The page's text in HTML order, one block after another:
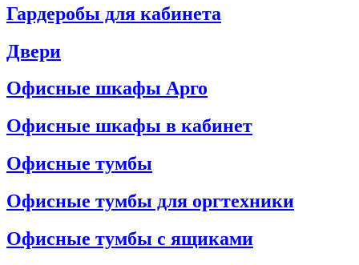
Гардеробы для кабинета
Двери
Офисные шкафы Арго
Офисные шкафы в кабинет
Офисные тумбы
Офисные тумбы для оргтехники
Офисные тумбы с ящиками